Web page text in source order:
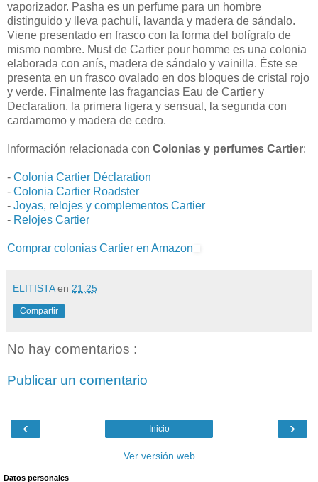
vaporizador. Pasha es un perfume para un hombre
distinguido y lleva pachulí, lavanda y madera de sándalo.
Viene presentado en frasco con la forma del bolígrafo de
mismo nombre. Must de Cartier pour homme es una colonia
elaborada con anís, madera de sándalo y vainilla. Éste se
presenta en un frasco ovalado en dos bloques de cristal rojo
y verde. Finalmente las fragancias Eau de Cartier y
Declaration, la primera ligera y sensual, la segunda con
cardamomo y madera de cedro.
Información relacionada con Colonias y perfumes Cartier:
- Colonia Cartier Déclaration
- Colonia Cartier Roadster
- Joyas, relojes y complementos Cartier
- Relojes Cartier
Comprar colonias Cartier en Amazon
ELITISTAen 21:25
Compartir
No hay comentarios :
Publicar un comentario
‹ ›
Inicio
Ver versión web
Datos personales